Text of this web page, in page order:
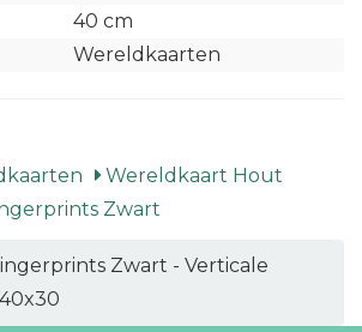
40 cm
Wereldkaarten
Wereldkaart Hout
Zwart
Zwart - Verticale